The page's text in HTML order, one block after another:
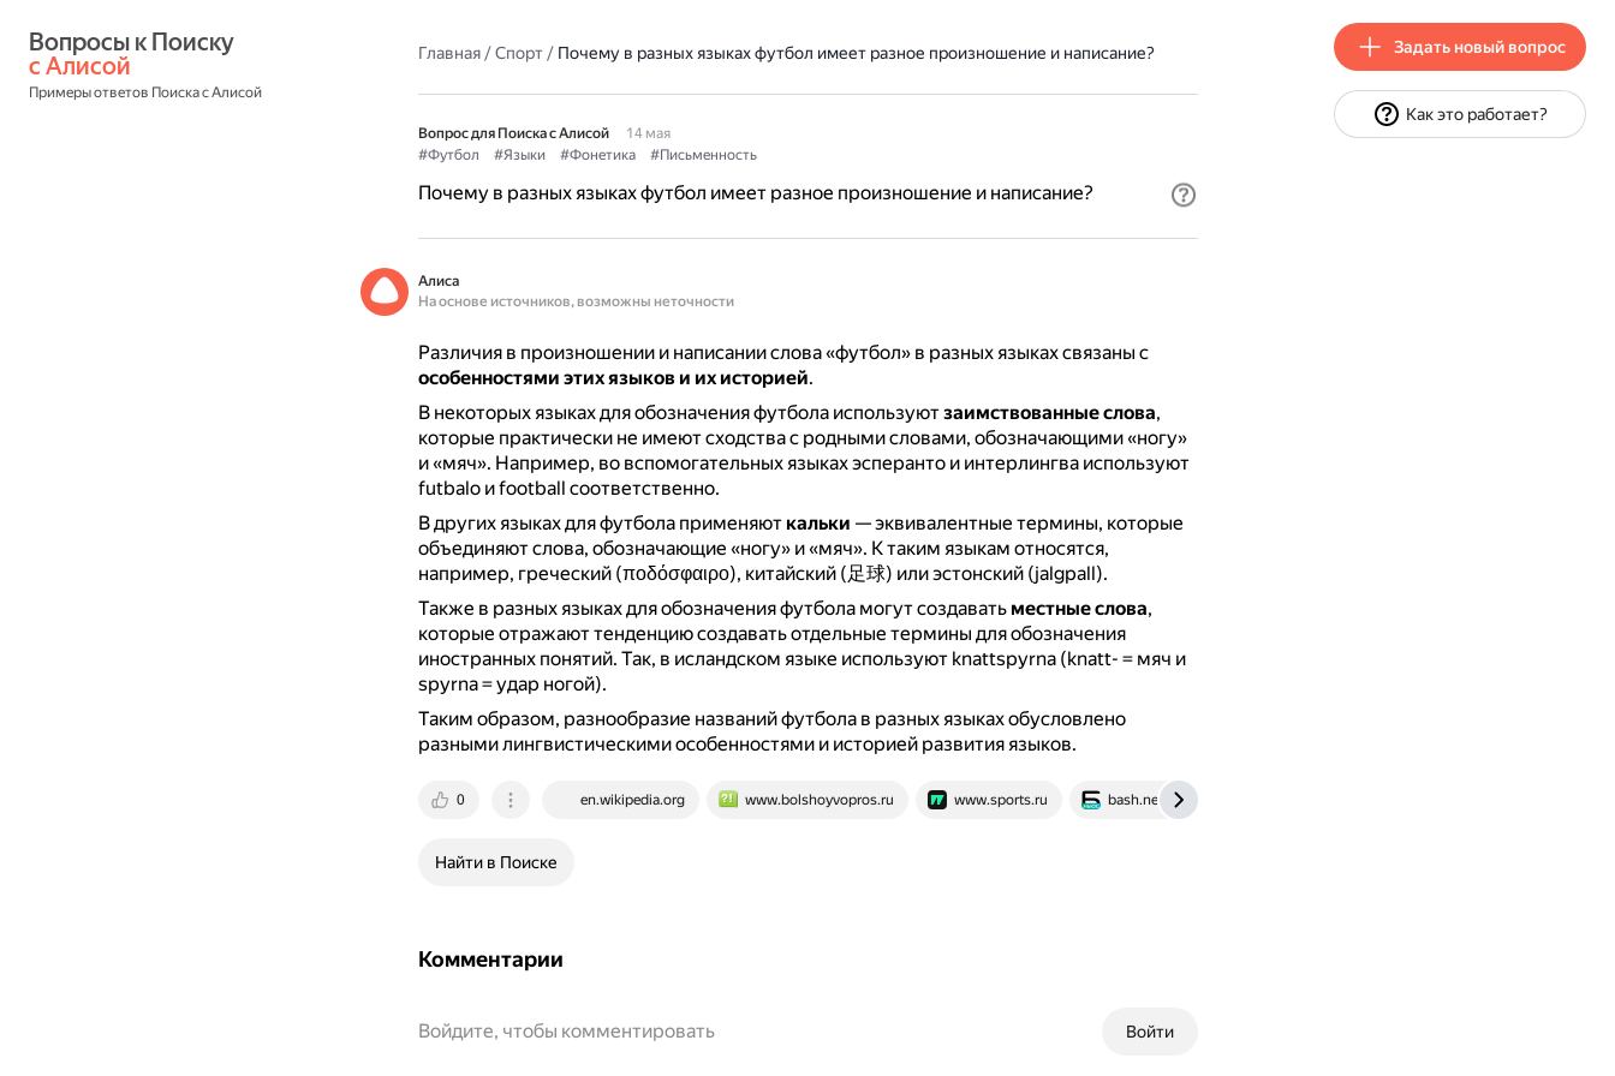
с Алисой
Примеры ответов Поиска с Алисой
Главная/Спорт/ Почему в разных языках футбол имеет разное произношение и написание?
Вопрос для Поиска с Алисой
14 мая
#Футбол
#Языки #Фонетика #Письменность
Почему в разных языках футбол имеет разное произношение и написание?
Алиса
На основе источников, возможны неточности
Различия в произношении и написании слова «футбол» в разных языках связаны с
особенностями этих языков и их историей.
В некоторых языках для обозначения футбола используютзаимствованные слова,
которые практически не имеют сходства с родными словами, обозначающими «ногу»
и «мяч». Например, во вспомогательных языках эсперанто и интерлингва используют
futbalo и football соответственно.
В других языках для футбола применяют кальки — эквивалентные термины, которые
объединяют слова, обозначающие «ногу» и «мяч». К таким языкам относятся,
например, греческий (ποδόσφαιρο), китайский (足球) или эстонский (jalgpall).
Также в разных языках для обозначения футбола могут создавать местные слова,
которые отражают тенденцию создавать отдельные термины для обозначения
иностранных понятий. Так, в исландском языке используют knattspyrna (knatt- = мяч и
spyrna = удар ногой).
Таким образом, разнообразие названий футбола в разных языках обусловлено
разными лингвистическими особенностями и историей развития языков.
0 en.wikipedia.org www.bolshoyvopros.ru www.sports.ru bash.news
Найти в Поиске
Комментарии
Войти
Войдите, чтобы комментировать
Задать новый вопрос
Как это работает?